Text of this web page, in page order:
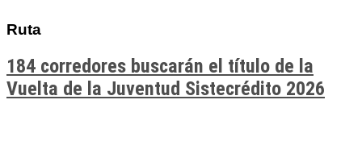
Ruta
184 corredores buscarán el título de la
Vuelta de la Juventud Sistecrédito 2026